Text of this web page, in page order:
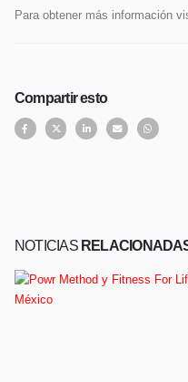
Para obtener más información
Compartir esto
NOTICIAS